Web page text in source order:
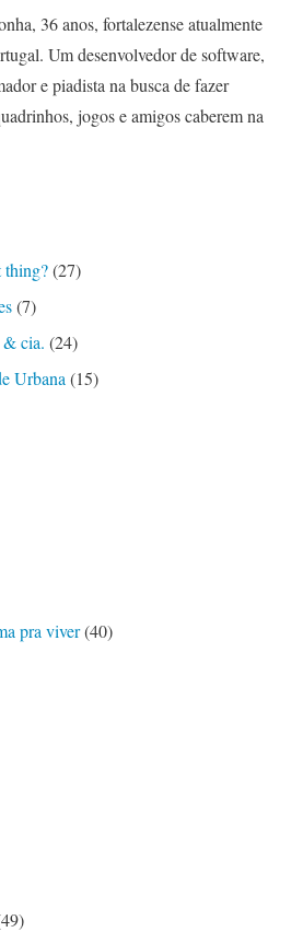
36 anos, fortalezense atualmente
Um desenvolvedor de software,
e piadista na busca de fazer
jogos e amigos caberem na
thing?(27)
(7)
& cia. (24)
Urbana (15)
pra viver(40)